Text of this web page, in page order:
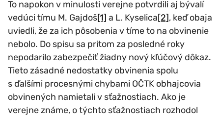
To napokon v minulosti verejne potvrdili aj bývalí
vedúci tímu M. Gajdoš[1] a L. Kyselica[2], keď obaja
uviedli, že za ich pôsobenia v tíme to na obvinenie
nebolo. Do spisu sa pritom za posledné roky
nepodarilo zabezpečiť žiadny nový kľúčový dôkaz.
Tieto zásadné nedostatky obvinenia spolu
s ďalšími procesnými chybami OČTK obhajcovia
obvinených namietali v sťažnostiach. Ako je
verejne známe, o týchto sťažnostiach rozhodol